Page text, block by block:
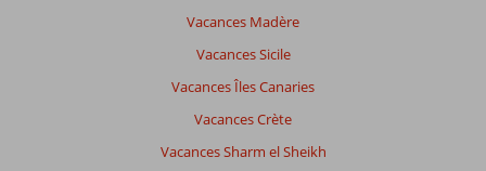
Vacances Madère
Vacances Sicile
Vacances Îles Canaries
Vacances Crète
Vacances Sharm el Sheikh